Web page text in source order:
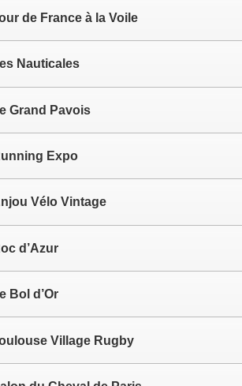
de France à la Voile
Nauticales
Grand Pavois
Expo
Vélo Vintage
d’Azur
Bol d’Or
Village Rugby